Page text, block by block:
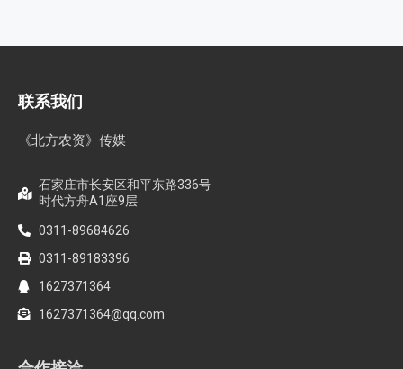
联系我们
《北方农资》传媒
石家庄市长安区和平东路336号
时代方舟A1座9层
0311-89684626
0311-89183396
1627371364
1627371364@qq.com